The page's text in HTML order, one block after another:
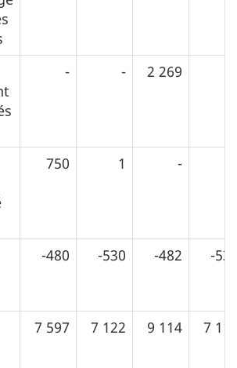
- - 2 269
750 1 -
-480 -530 -482 -
7 597 7 122 9 114 7